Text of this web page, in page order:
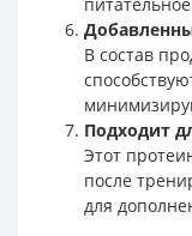
В состав
Подходит
Этот
после
для